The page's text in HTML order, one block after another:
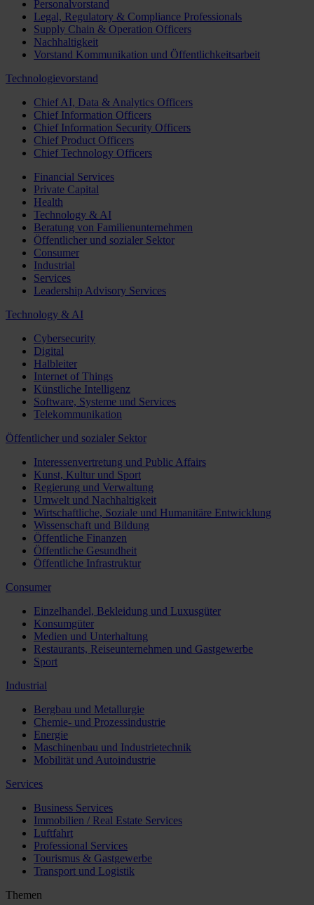
Personalvorstand
Legal, Regulatory & Compliance Professionals
Supply Chain & Operation Officers
Nachhaltigkeit
Vorstand Kommunikation und Öffentlichkeitsarbeit
Technologievorstand
Chief AI, Data & Analytics Officers
Chief Information Officers
Chief Information Security Officers
Chief Product Officers
Chief Technology Officers
Financial Services
Private Capital
Health
Technology & AI
Beratung von Familienunternehmen
Öffentlicher und sozialer Sektor
Consumer
Industrial
Services
Leadership Advisory Services
Technology & AI
Cybersecurity
Digital
Halbleiter
Internet of Things
Künstliche Intelligenz
Software, Systeme und Services
Telekommunikation
Öffentlicher und sozialer Sektor
Interessenvertretung und Public Affairs
Kunst, Kultur und Sport
Regierung und Verwaltung
Umwelt und Nachhaltigkeit
Wirtschaftliche, Soziale und Humanitäre Entwicklung
Wissenschaft und Bildung
Öffentliche Finanzen
Öffentliche Gesundheit
Öffentliche Infrastruktur
Consumer
Einzelhandel, Bekleidung und Luxusgüter
Konsumgüter
Medien und Unterhaltung
Restaurants, Reiseunternehmen und Gastgewerbe
Sport
Industrial
Bergbau und Metallurgie
Chemie- und Prozessindustrie
Energie
Maschinenbau und Industrietechnik
Mobilität und Autoindustrie
Services
Business Services
Immobilien / Real Estate Services
Luftfahrt
Professional Services
Tourismus & Gastgewerbe
Transport und Logistik
Themen